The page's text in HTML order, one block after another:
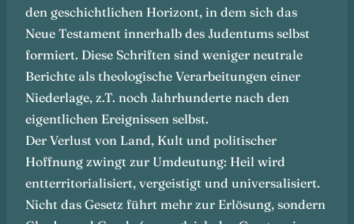
den geschichtlichen Horizont, in dem sich das
Neue Testament innerhalb des Judentums selbst
formiert. Diese Schriften sind weniger neutrale
Berichte als theologische Verarbeitungen einer
Niederlage, z.T. noch Jahrhunderte nach den
eigentlichen Ereignissen selbst.
Der Verlust von Land, Kult und politischer
Hoffnung zwingt zur Umdeutung: Heil wird
entterritorialisiert, vergeistigt und universalisiert.
Nicht das Gesetz führt mehr zur Erlösung, sondern